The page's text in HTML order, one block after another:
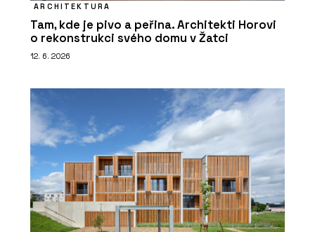
ARCHITEKTURA
Tam, kde je pivo a peřina. Architekti Horovi
o rekonstrukci svého domu v Žatci
12. 6. 2026